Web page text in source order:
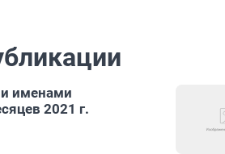
именами
2021 г.